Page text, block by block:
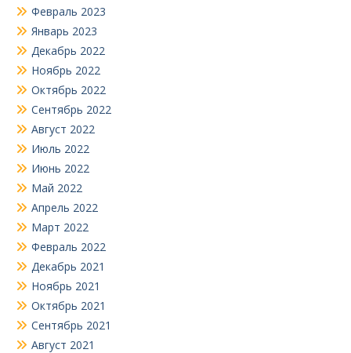
Февраль 2023
Январь 2023
Декабрь 2022
Ноябрь 2022
Октябрь 2022
Сентябрь 2022
Август 2022
Июль 2022
Июнь 2022
Май 2022
Апрель 2022
Март 2022
Февраль 2022
Декабрь 2021
Ноябрь 2021
Октябрь 2021
Сентябрь 2021
Август 2021